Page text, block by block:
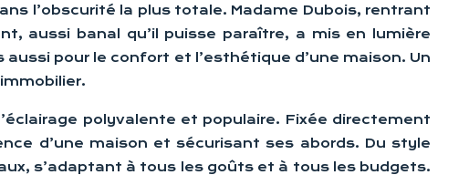
l’obscurité la plus totale. Madame Dubois, rentrant
aussi banal qu’il puisse paraître, a mis en lumière
pour le confort et l’esthétique d’une maison. Un
polyvalente et populaire. Fixée directement
d’une maison et sécurisant ses abords. Du style
s’adaptant à tous les goûts et à tous les budgets.